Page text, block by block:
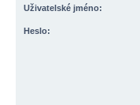
Uživatelské jméno:
Heslo: